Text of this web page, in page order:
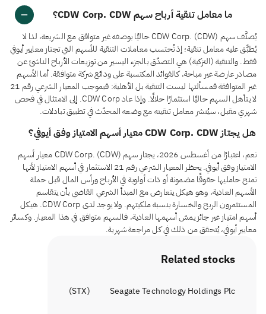
ما معامل تنقية أرباح سهم CDW Corp. CDW؟
يُصنَّف سهم CDW Corp. (CDW) حاليًا بوصفه غير متوافق مع الشريعة، لذا لا
يُطبَّق عليه معامل تنقية؛ إذ تُحتسب معاملات التنقية للأسهم التي تجتاز معايير أيوفي
فقط. والتنقية (التزكية) هي التصدّق بالجزء اليسير من توزيعات الأرباح الناشئ عن
مصادر عارضة غير مباحة، كالفوائد المكتسبة على ودائع شركة متوافقة. أما الأسهم
غير المتوافقة فمسألتها ليست التنقية بل الأهلية: فبموجب المعيار الشرعي رقم 21
لا يتأهل السهم حاليًا استثمارًا حلالًا. وإذا عاد CDW Corp. إلى الامتثال في فحص
شهري مقبل، سيُنشر معامل تنقيته مع وضعه المحدّث في تطبيق تبادلات.
هل يجتاز CDW Corp. CDW معيار أسهم الامتياز وفق أيوفي؟
نعم، اعتبارًا من أغسطس 2026، يجتاز سهم CDW Corp. (CDW) معيار أسهم
الامتياز وفق أيوفي. يحظر المعيار الشرعي رقم 21 الاستثمار في أسهم الامتياز لأنها
تمنح حامليها حقوقًا مضمونة أو ذات أولوية في الأرباح ورأس المال قبل حملة
الأسهم العادية، وهو هيكل يتعارض مع المبدأ الشرعي القاضي بأن يتقاسم
المستثمرون الربح والخسارة بنسبة ملكيتهم. ولا يوجد لدى CDW Corp. هيكل
أسهم امتياز غير جائز يمسّ أسهمها العادية، فالسهم متوافق في هذا المعيار. وكسائر
معايير أيوفي، يُتحقق من ذلك في كل مراجعة شهرية.
Related stocks
Seagate Technology Holdings Plc
(
STX
)